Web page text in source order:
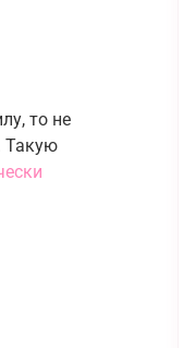
то не
Такую